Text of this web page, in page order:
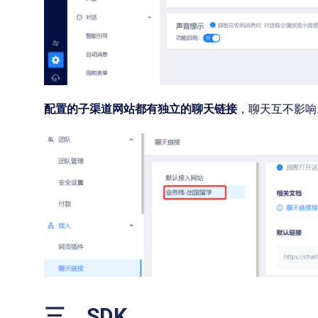
配置的子渠道网站都有独立的聊天链接，聊天互不影